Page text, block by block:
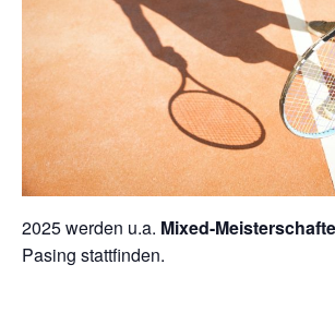
2025 werden u.a. Mixed-
Pasing stattfinden.